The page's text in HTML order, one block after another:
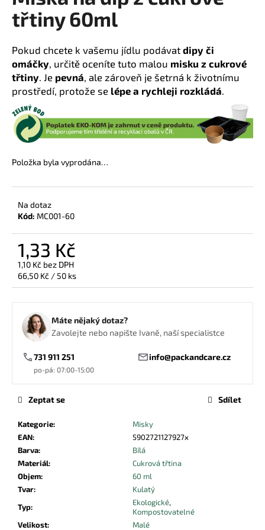
třtiny 60ml
Pokud chcete k vašemu jídlu podávat dipy či
omáčky , určitě oceníte tuto malou misku z cukrové
třtiny . Je pevná , ale zároveň je šetrná k životnímu
prostředí, protože se lépe a rychleji rozkládá
Položka byla vyprodána…
Na dotaz
Kód: MC001-60
1,33 Kč
1,10 Kč bez DPH
Měrná
cena:
66,50 Kč / 50 ks
Máte nějaký dotaz?
Zavolejte nebo napište Ivaně, naší specialistce
731 911 251
po-pá: 07:00-15:00
info@packandcare.cz
Kategorie:
Misky
EAN:
5902721127927x
Barva:
Bílá
Materiál:
Cukrová třtina
Objem:
60 ml
Tvar:
Kulatý
Typ: Ekologické,
Kompostovatelné
Velikost:
Malé
Zeptat se Sdílet
a
j
í
t
?
HLEDAT
D
o
p
u
e
UBROUSEK
¼
0,39
Kč